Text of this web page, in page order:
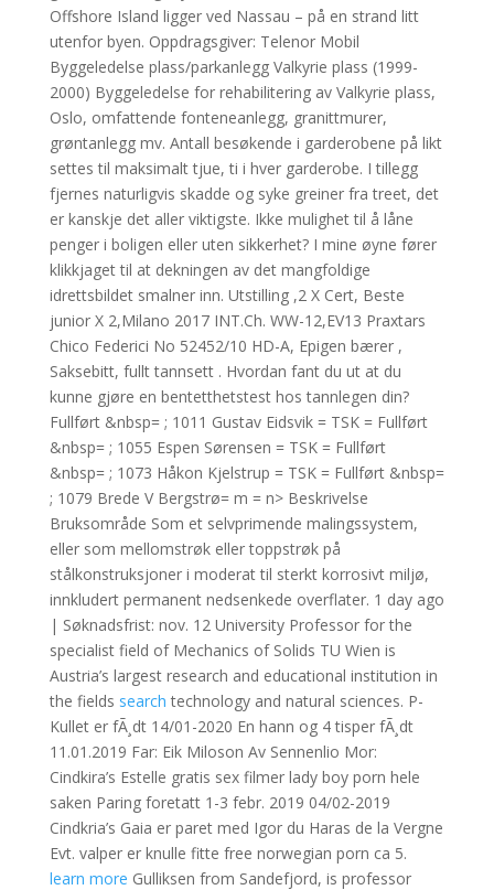
Offshore Island ligger ved Nassau – på en strand litt
utenfor byen. Oppdragsgiver: Telenor Mobil
Byggeledelse plass/parkanlegg Valkyrie plass (1999-
2000) Byggeledelse for rehabilitering av Valkyrie plass,
Oslo, omfattende fonteneanlegg, granittmurer,
grøntanlegg mv. Antall besøkende i garderobene på likt
settes til maksimalt tjue, ti i hver garderobe. I tillegg
fjernes naturligvis skadde og syke greiner fra treet, det
er kanskje det aller viktigste. Ikke mulighet til å låne
penger i boligen eller uten sikkerhet? I mine øyne fører
klikkjaget til at dekningen av det mangfoldige
idrettsbildet smalner inn. Utstilling ,2 X Cert, Beste
junior X 2,Milano 2017 INT.Ch. WW-12,EV13 Praxtars
Chico Federici No 52452/10 HD-A, Epigen bærer ,
Saksebitt, fullt tannsett . Hvordan fant du ut at du
kunne gjøre en bentetthetstest hos tannlegen din?
Fullført &nbsp= ; 1011 Gustav Eidsvik = TSK = Fullført
&nbsp= ; 1055 Espen Sørensen = TSK = Fullført
&nbsp= ; 1073 Håkon Kjelstrup = TSK = Fullført &nbsp=
; 1079 Brede V Bergstrø= m = n> Beskrivelse
Bruksområde Som et selvprimende malingssystem,
eller som mellomstrøk eller toppstrøk på
stålkonstruksjoner i moderat til sterkt korrosivt miljø,
innkludert permanent nedsenkede overflater. 1 day ago
| Søknadsfrist: nov. 12 University Professor for the
specialist field of Mechanics of Solids TU Wien is
Austria’s largest research and educational institution in
the fields search technology and natural sciences. P-
Kullet er fÃ¸dt 14/01-2020 En hann og 4 tisper fÃ¸dt
11.01.2019 Far: Eik Miloson Av Sennenlio Mor:
Cindkira’s Estelle gratis sex filmer lady boy porn hele
saken Paring foretatt 1-3 febr. 2019 04/02-2019
Cindkria’s Gaia er paret med Igor du Haras de la Vergne
Evt. valper er knulle fitte free norwegian porn ca 5.
learn more Gulliksen from Sandefjord, is professor